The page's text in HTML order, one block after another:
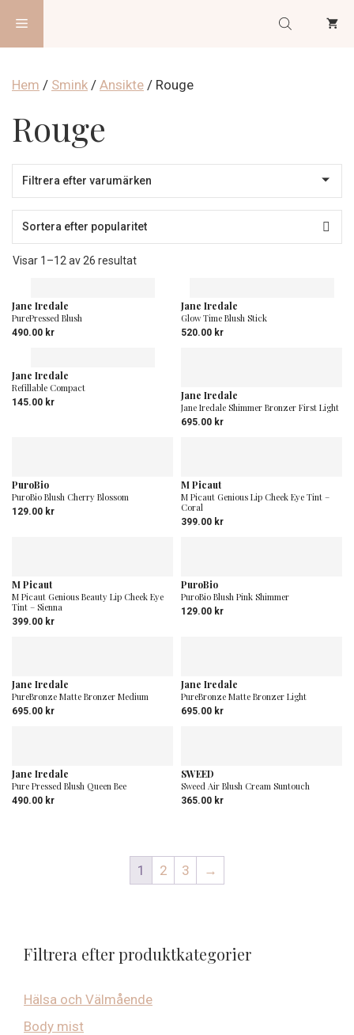
innehåll
Meny
Hem / Smink / Ansikte / Rouge
Rouge
Visar 1–12 av 26 resultatSortera
Jane Iredale
PurePressed Blush
490.00 kr
Jane Iredale
Glow Time Blush Stick
520.00 kr
Jane Iredale
Refillable Compact
145.00 kr
Jane Iredale
Jane Iredale Shimmer Bronzer First Light
695.00 kr
PuroBio
PuroBio Blush Cherry Blossom
129.00 kr
M Picaut
M Picaut Genious Lip Cheek Eye Tint –
Coral
399.00 kr
M Picaut
M Picaut Genious Beauty Lip Cheek Eye
Tint – Sienna
399.00 kr
PuroBio
PuroBio Blush Pink Shimmer
129.00 kr
Jane Iredale
PureBronze Matte Bronzer Medium
695.00 kr
Jane Iredale
PureBronze Matte Bronzer Light
695.00 kr
Jane Iredale
Pure Pressed Blush Queen Bee
490.00 kr
SWEED
Sweed Air Blush Cream Suntouch
365.00 kr
1 2 3 →
Filtrera efter produktkategorier
Hälsa och Välmående
Body mist